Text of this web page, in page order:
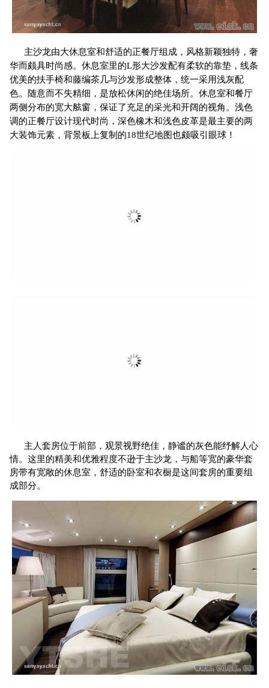
主沙龙由大休息室和舒适的正餐厅组成，风格新颖独特，奢
华而颇具时尚感。休息室里的L形大沙发配有柔软的靠垫，线条
优美的扶手椅和藤编茶几与沙发形成整体，统一采用浅灰配
色。随意而不失精细，是放松休闲的绝佳场所。休息室和餐厅
两侧分布的宽大舷窗，保证了充足的采光和开阔的视角。浅色
调的正餐厅设计现代时尚，深色橡木和浅色皮革是最主要的两
大装饰元素，背景板上复制的18世纪地图也颇吸引眼球！
主人套房位于前部，观景视野绝佳，静谧的灰色能纾解人心
情。这里的精美和优雅程度不逊于主沙龙，与船等宽的豪华套
房带有宽敞的休息室，舒适的卧室和衣橱是这间套房的重要组
成部分。